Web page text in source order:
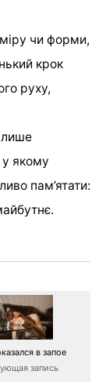
чи форми,
крок
руху,
лише
якому
пам’ятати:
в запое
запись